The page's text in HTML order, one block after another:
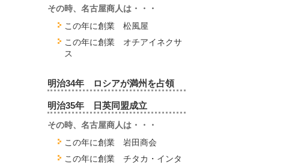
その時、名古屋商人は・・・
この年に創業 松風屋
この年に創業 オチアイネクサ
ス
明治34年 ロシアが満州を占領
明治35年 日英同盟成立
その時、名古屋商人は・・・
この年に創業 岩田商会
この年に創業 チタカ・インタ